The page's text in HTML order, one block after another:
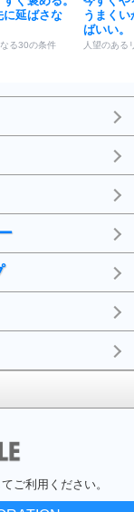
に延ばさな
る30の条件
うまく
ばいい。
人望のある
ご利用ください。